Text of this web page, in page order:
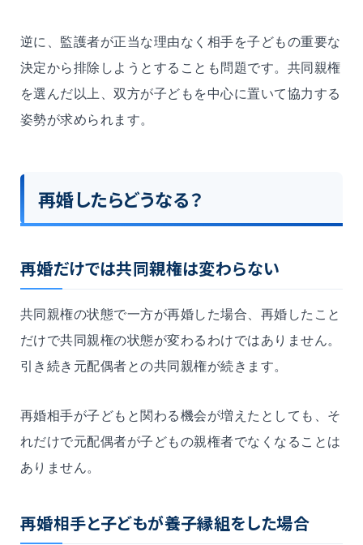
逆に、監護者が正当な理由なく相手を子どもの重要な
決定から排除しようとすることも問題です。共同親権
を選んだ以上、双方が子どもを中心に置いて協力する
姿勢が求められます。
再婚したらどうなる？
再婚だけでは共同親権は変わらない
共同親権の状態で一方が再婚した場合、再婚したこと
だけで共同親権の状態が変わるわけではありません。
引き続き元配偶者との共同親権が続きます。
再婚相手が子どもと関わる機会が増えたとしても、そ
れだけで元配偶者が子どもの親権者でなくなることは
ありません。
再婚相手と子どもが養子縁組をした場合